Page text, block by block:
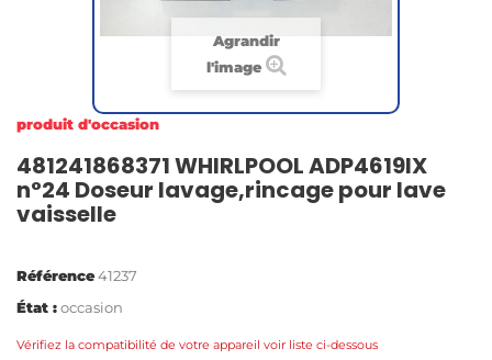
Agrandir
l'image
produit d'occasion
481241868371 WHIRLPOOL ADP4619IX
n°24 Doseur lavage,rincage pour lave
vaisselle
Référence41237
État :occasion
Vérifiez la compatibilité de votre appareil voir liste ci-dessous